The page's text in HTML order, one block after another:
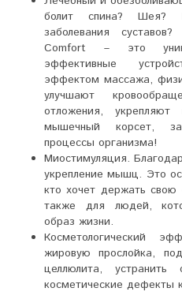
болит спина? Шея?
заболевания
Comfort – это
эффективные
эффектом массажа,
улучшают
отложения,
мышечный корсет,
процессы организма!
Миостимуляция.
укрепление мышц. Это
кто хочет держать
также для людей,
образ жизни.
Косметологический
жировую прослойка,
целлюлита,
косметические дефекты